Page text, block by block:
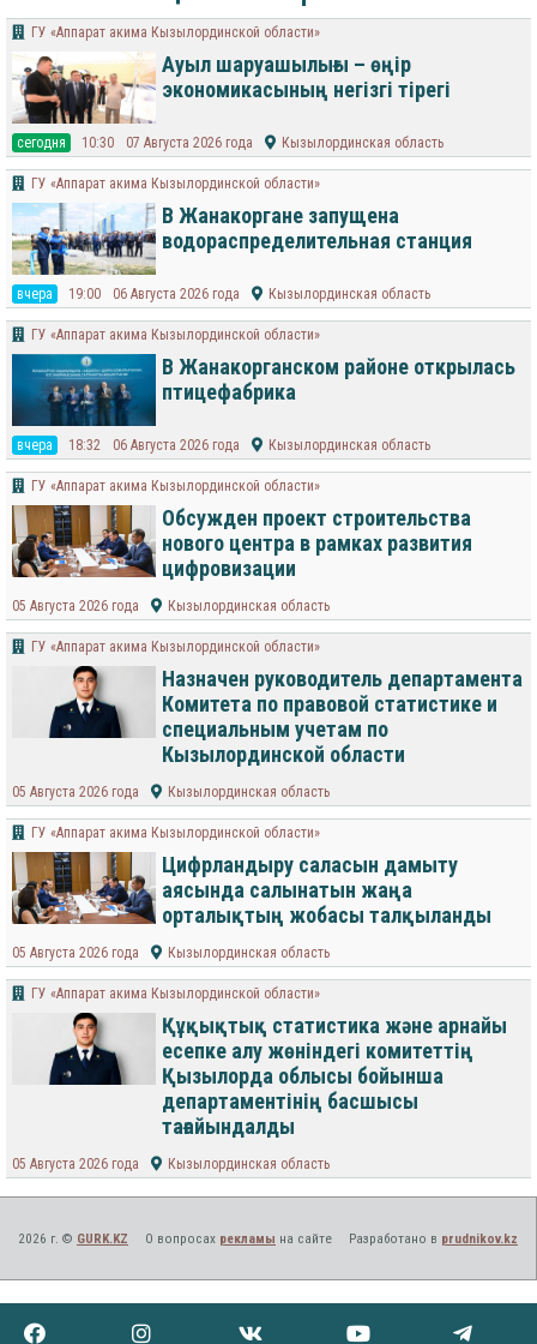
ГУ «Аппарат акима Кызылординской области»
Ауыл шаруашылығы – өңір
экономикасының негізгі тірегі
cегодня 10:30 07 Августа 2026 года Кызылординская область
ГУ «Аппарат акима Кызылординской области»
В Жанакоргане запущена
водораспределительная станция
вчера 19:00 06 Августа 2026 года Кызылординская область
ГУ «Аппарат акима Кызылординской области»
В Жанакорганском районе открылась
птицефабрика
вчера 18:32 06 Августа 2026 года Кызылординская область
ГУ «Аппарат акима Кызылординской области»
Обсужден проект строительства
нового центра в рамках развития
цифровизации
05 Августа 2026 года Кызылординская область
ГУ «Аппарат акима Кызылординской области»
Назначен руководитель департамента
Комитета по правовой статистике и
специальным учетам по
Кызылординской области
05 Августа 2026 года Кызылординская область
ГУ «Аппарат акима Кызылординской области»
Цифрландыру саласын дамыту
аясында салынатын жаңа
орталықтың жобасы талқыланды
05 Августа 2026 года Кызылординская область
ГУ «Аппарат акима Кызылординской области»
Құқықтық статистика және арнайы
есепке алу жөніндегі комитеттің
Қызылорда облысы бойынша
департаментінің басшысы
тағайындалды
05 Августа 2026 года Кызылординская область
2026 г. © GURK.KZ О вопросах рекламы на сайте Разработано в prudnikov.kz